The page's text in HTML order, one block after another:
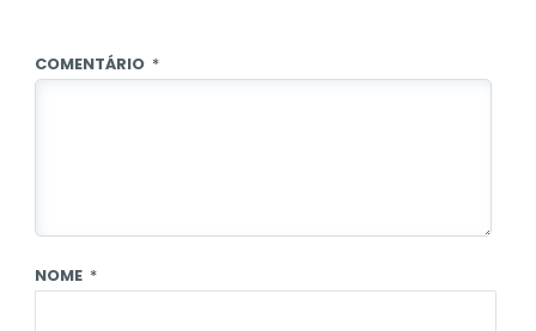
COMENTÁRIO *
NOME *